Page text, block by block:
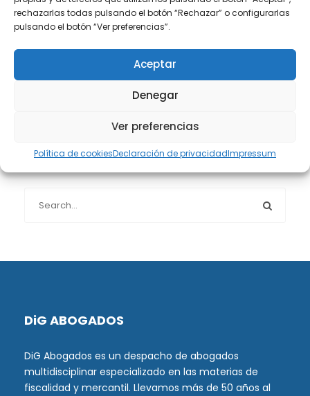
rechazarlas todas pulsando el botón “Rechazar” o configurarlas
pulsando el botón “Ver preferencias”.
Aceptar
Denegar
Ver preferencias
Política de cookiesDeclaración de privacidadImpressum
Protección de datos(40)
DiG ABOGADOS
DiG Abogados es un despacho de abogados
multidisciplinar especializado en las materias de
fiscalidad y mercantil. Llevamos más de 50 años al